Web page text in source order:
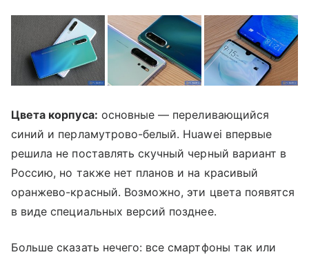
Цвета корпуса: основные — переливающийся
синий и перламутрово-белый. Huawei впервые
решила не поставлять скучный черный вариант в
Россию, но также нет планов и на красивый
оранжево-красный. Возможно, эти цвета появятся
в виде специальных версий позднее.
Больше сказать нечего: все смартфоны так или